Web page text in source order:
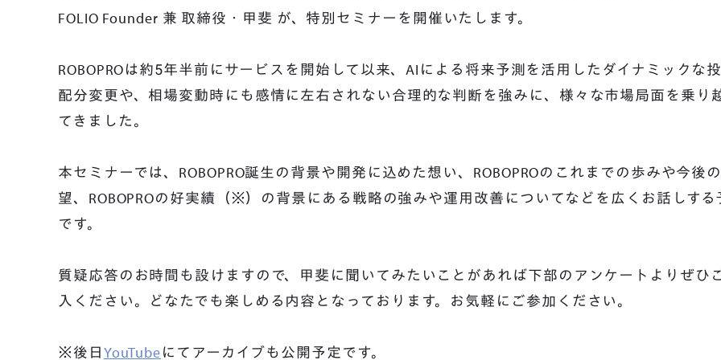
FOLIO Founder 兼 取締役・甲斐 が、特別セミナーを開催いたします。
ROBOPROは約5年半前にサービスを開始して以来、AIによる将来予測を活用したダイナミックな
配分変更や、相場変動時にも感情に左右されない合理的な判断を強みに、様々な市場局面を乗り
てきました。
本セミナーでは、ROBOPRO誕生の背景や開発に込めた想い、ROBOPROのこれまでの歩みや今後
望、ROBOPROの好実績（※）の背景にある戦略の強みや運用改善についてなどを広くお話しする
です。
質疑応答のお時間も設けますので、甲斐に聞いてみたいことがあれば下部のアンケートよりぜひ
入ください。どなたでも楽しめる内容となっております。お気軽にご参加ください。
※後日YouTubeにてアーカイブも公開予定です。